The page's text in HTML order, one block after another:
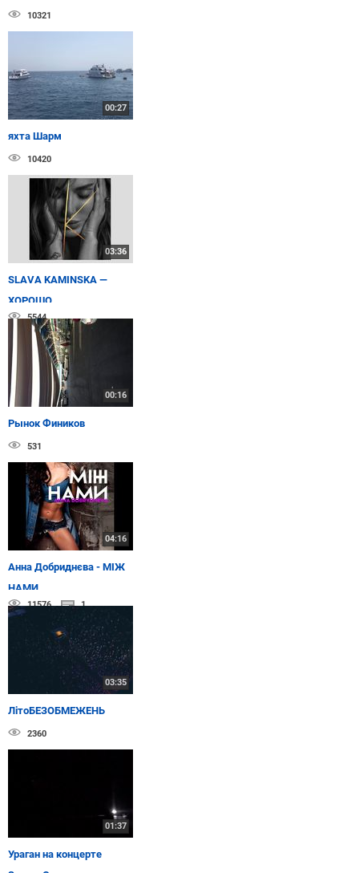
10321
00:27
яхта Шарм
10420
03:36
SLAVA KAMINSKA —
ХОРОШО
5544
00:16
Рынок Фиников
531
04:16
Анна Добриднєва - МІЖ
НАМИ
11576 1
03:35
ЛітоБЕЗОБМЕЖЕНЬ
2360
01:37
Ураган на концерте